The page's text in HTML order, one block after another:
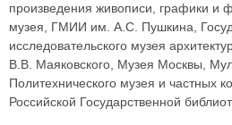
произведения живописи, графики и
музея, ГМИИ им. А.С. Пушкина,
исследовательского музея
В.В. Маяковского, Музея Москвы,
Политехнического музея и частных
Российской Государственной